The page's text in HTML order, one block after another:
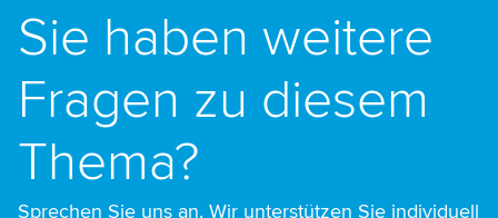
Sie haben weitere
Fragen zu diesem
Thema?
Sprechen Sie uns an. Wir unterstützen Sie individuell